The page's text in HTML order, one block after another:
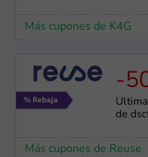
Más cupones de K4G
-
de
Más cupones de Reuse